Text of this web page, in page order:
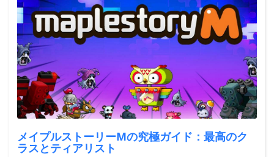
メイプルストーリーMの究極ガイド：最高のク
ラスとティアリスト